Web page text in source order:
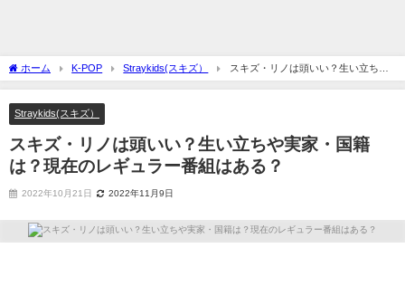
ホーム K-POP Straykids(スキズ）
スキズ・リノは頭いい？生い立ちや
実家・国籍は？現在のレギュラー番組はある？
Straykids(スキズ）
スキズ・リノは頭いい？生い立ちや実家・国籍
は？現在のレギュラー番組はある？
2022年10月21日 2022年11月9日